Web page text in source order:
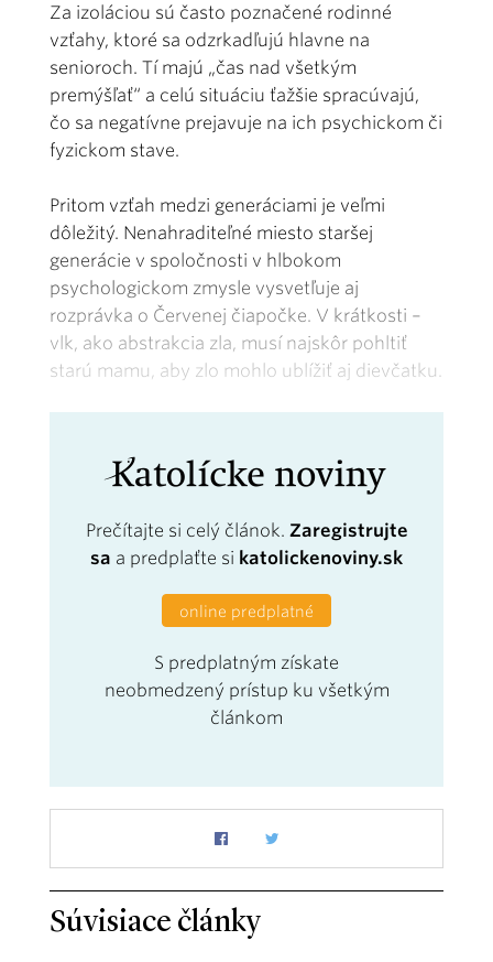
Za izoláciou sú často poznačené rodinné
vzťahy, ktoré sa odzrkadľujú hlavne na
senioroch. Tí majú „čas nad všetkým
premýšľať“ a celú situáciu ťažšie spracúvajú,
čo sa negatívne prejavuje na ich psychickom či
fyzickom stave.
Pritom vzťah medzi generáciami je veľmi
dôležitý. Nenahraditeľné miesto staršej
generácie v spoločnosti v hlbokom
psychologickom zmysle vysvetľuje aj
rozprávka o Červenej čiapočke. V krátkosti –
vlk, ako abstrakcia zla, musí najskôr pohltiť
starú mamu, aby zlo mohlo ublížiť aj dievčatku.
Prečítajte si celý článok. Zaregistrujte
sa a predplaťte si katolickenoviny.sk
online predplatné
S predplatným získate
neobmedzený prístup ku všetkým
článkom
Súvisiace články